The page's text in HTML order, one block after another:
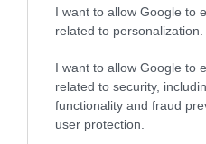
I want to allow Google to
related to personalization.
I want to allow Google to
related to security,
functionality and fraud
user protection.